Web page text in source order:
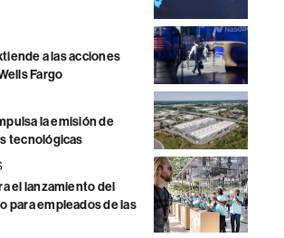
a las acciones
Fargo
la emisión de
tecnológicas
el lanzamiento del
para empleados de las